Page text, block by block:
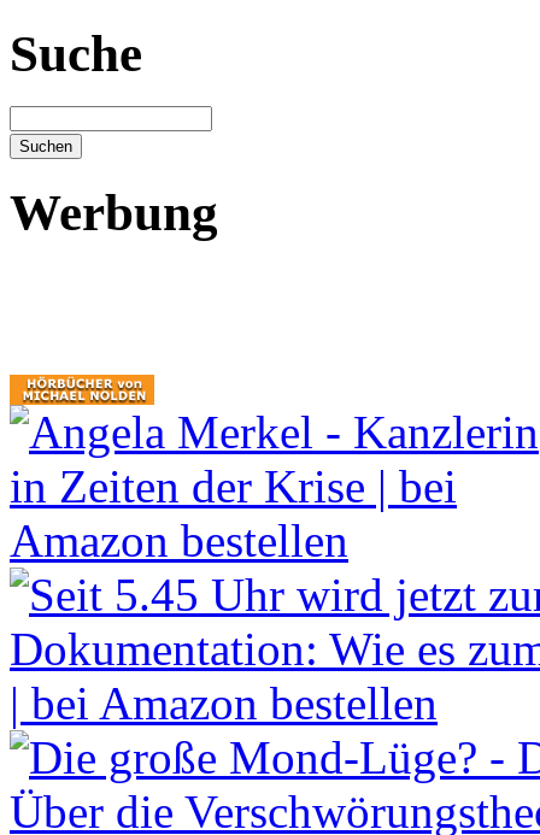
Suche
Werbung